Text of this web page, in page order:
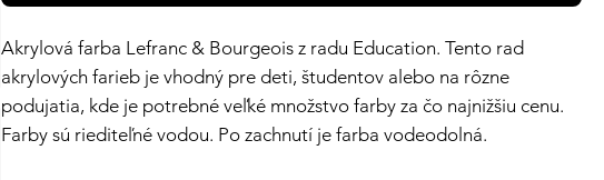
Akrylová farba Lefranc & Bourgeois z radu Education. Tento rad
akrylových farieb je vhodný pre deti, študentov alebo na rôzne
podujatia, kde je potrebné veľké množstvo farby za čo najnižšiu cenu.
Farby sú riediteľné vodou. Po zachnutí je farba vodeodolná.